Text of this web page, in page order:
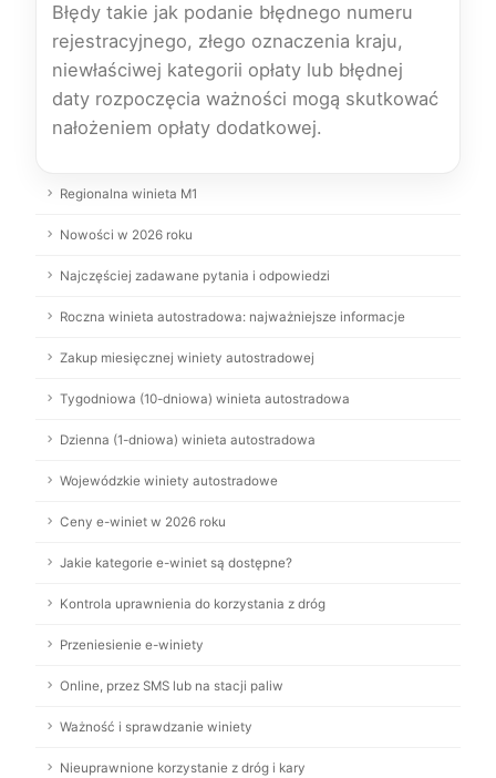
Błędy takie jak podanie błędnego numeru
rejestracyjnego, złego oznaczenia kraju,
niewłaściwej kategorii opłaty lub błędnej
daty rozpoczęcia ważności mogą skutkować
nałożeniem opłaty dodatkowej.
Regionalna winieta M1
Nowości w 2026 roku
Najczęściej zadawane pytania i odpowiedzi
Roczna winieta autostradowa: najważniejsze informacje
Zakup miesięcznej winiety autostradowej
Tygodniowa (10-dniowa) winieta autostradowa
Dzienna (1-dniowa) winieta autostradowa
Wojewódzkie winiety autostradowe
Ceny e-winiet w 2026 roku
Jakie kategorie e-winiet są dostępne?
Kontrola uprawnienia do korzystania z dróg
Przeniesienie e-winiety
Online, przez SMS lub na stacji paliw
Ważność i sprawdzanie winiety
Nieuprawnione korzystanie z dróg i kary